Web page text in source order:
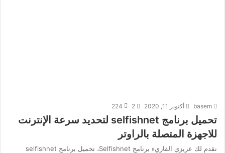
basem أكتوبر 11, 2020 2
224
تحميل برنامج selfishnet لتحديد سرعة الإنترنت
للاجهزة المتصلة بالراوتر
نقدم لك عزيزي القاريء برنامج Selfishnet، تحميل برنامج selfishnet